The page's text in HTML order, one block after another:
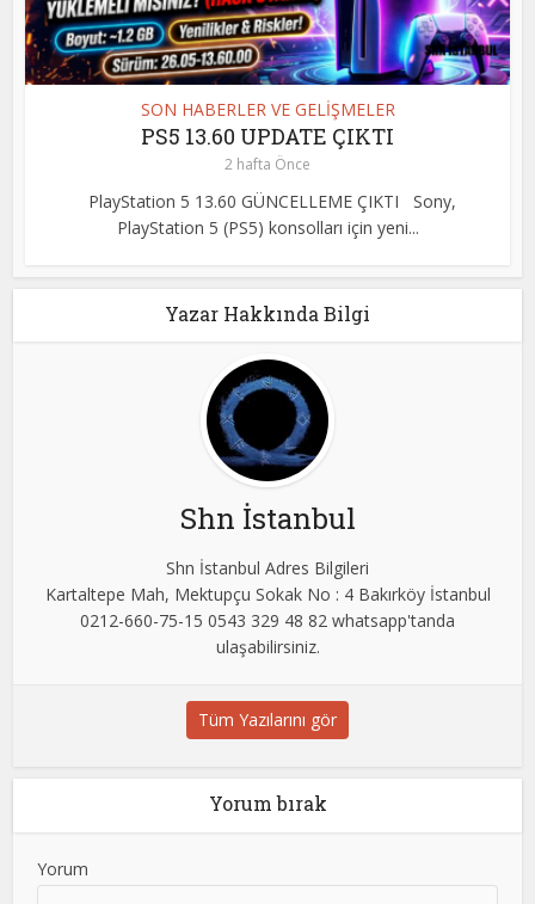
SON HABERLER VE GELİŞMELER
PS5 13.60 UPDATE ÇIKTI
2 hafta Önce
PlayStation 5 13.60 GÜNCELLEME ÇIKTI Sony,
PlayStation 5 (PS5) konsolları için yeni...
Yazar Hakkında Bilgi
Shn İstanbul
Shn İstanbul Adres Bilgileri
Kartaltepe Mah, Mektupçu Sokak No : 4 Bakırköy İstanbul
0212-660-75-15 0543 329 48 82 whatsapp'tanda
ulaşabilirsiniz.
Tüm Yazılarını gör
Yorum bırak
Yorum